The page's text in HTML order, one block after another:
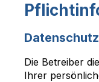
Datenschutz
Die Betreiber
Ihrer